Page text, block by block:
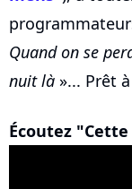
Quand on se
nuit là »... Prêt
Écoutez